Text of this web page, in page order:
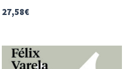
27,58€